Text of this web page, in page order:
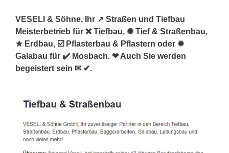
VESELI & Söhne, Ihr ↗️ Straßen und Tiefbau
Meisterbetrieb für ❌ Tiefbau, ✺ Tief & Straßenbau,
★ Erdbau, ☑️ Pflasterbau & Pflastern oder ✹
Galabau für ✔️ Mosbach. ❤ Auch Sie werden
begeistert sein ✉ ✔.